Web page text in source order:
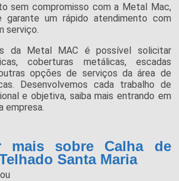
sem compromisso com a Metal Mac,
garante um rápido atendimento com
serviço.
da Metal MAC é possível solicitar
coberturas metálicas, escadas
opções de serviços da área de
Desenvolvemos cada trabalho de
e objetiva, saiba mais entrando em
empresa.
mais sobre Calha de
Santa Maria
ou